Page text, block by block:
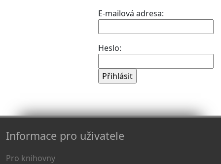
E-mailová adresa:
Heslo:
Informace pro uživatele
Pro knihovny